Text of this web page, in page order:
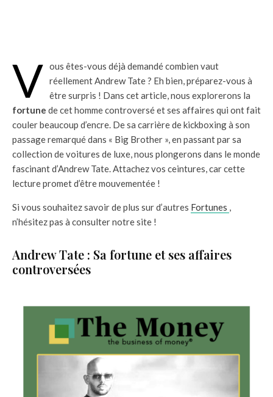
V ous êtes-vous déjà demandé combien vaut
réellement Andrew Tate ? Eh bien, préparez-vous à
être surpris ! Dans cet article, nous explorerons la
fortune de cet homme controversé et ses affaires qui ont fait
couler beaucoup d’encre. De sa carrière de kickboxing à son
passage remarqué dans « Big Brother », en passant par sa
collection de voitures de luxe, nous plongerons dans le monde
fascinant d’Andrew Tate. Attachez vos ceintures, car cette
lecture promet d’être mouvementée !
Si vous souhaitez savoir de plus sur d’autres Fortunes ,
n’hésitez pas à consulter notre site !
Andrew Tate : Sa fortune et ses affaires
controversées